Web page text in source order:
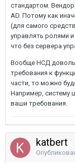
стандартом.
AD. Потому как
(для самого
управлять ролями
что без сервера
Вообще НСД
требования к
части, то можно
Например, систему
ваши требования.
katbert